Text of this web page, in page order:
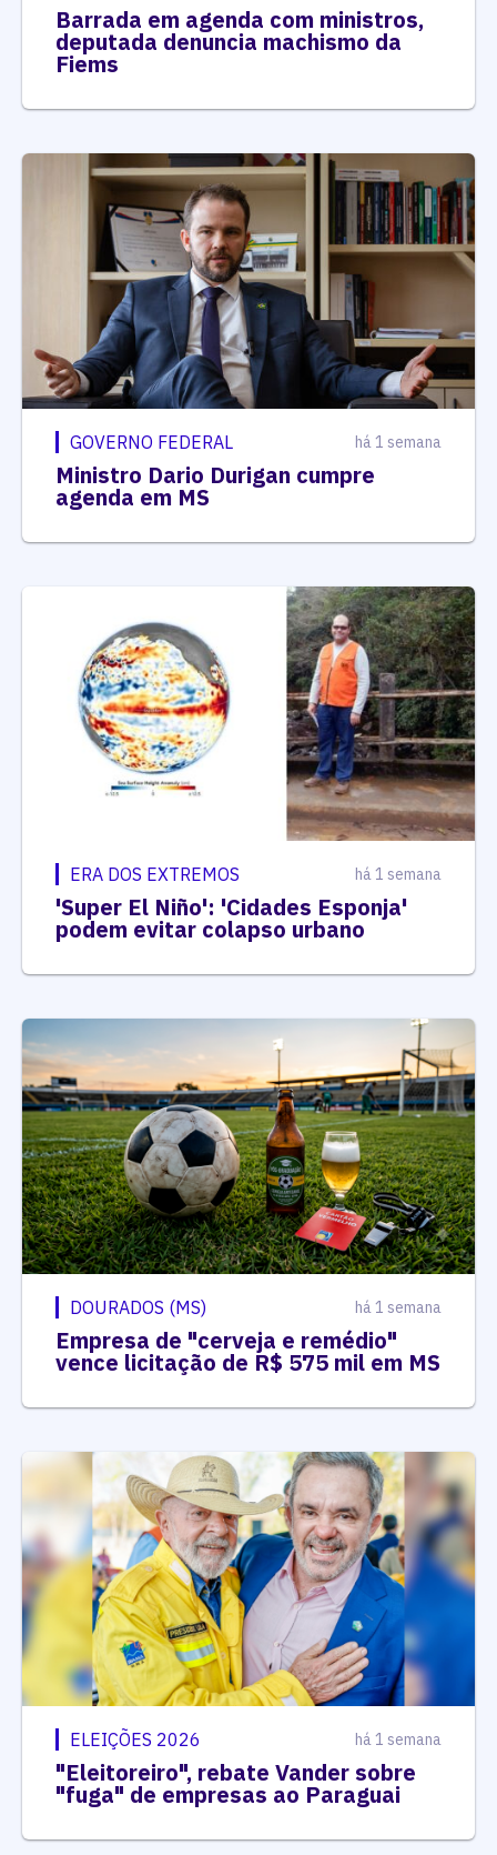
Barrada em agenda com ministros,
deputada denuncia machismo da
Fiems
GOVERNO FEDERAL há 1 semana
Ministro Dario Durigan cumpre
agenda em MS
ERA DOS EXTREMOS há 1 semana
'Super El Niño': 'Cidades Esponja'
podem evitar colapso urbano
DOURADOS (MS) há 1 semana
Empresa de "cerveja e remédio"
vence licitação de R$ 575 mil em MS
ELEIÇÕES 2026 há 1 semana
"Eleitoreiro", rebate Vander sobre
"fuga" de empresas ao Paraguai